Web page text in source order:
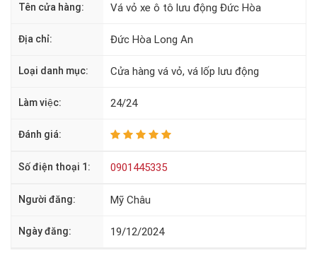
Tên cửa hàng: Vá vỏ xe ô tô lưu động Đức Hòa
Địa chỉ: Đức Hòa Long An
Loại danh mục: Cửa hàng vá vỏ, vá lốp lưu động
Làm việc: 24/24
Đánh giá:
Số điện thoại 1: 0901445335
Người đăng: Mỹ Châu
Ngày đăng: 19/12/2024